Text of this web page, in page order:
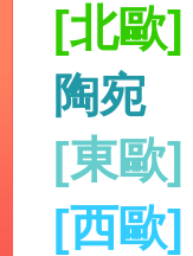
[北歐]
陶宛
[東歐]
[西歐]